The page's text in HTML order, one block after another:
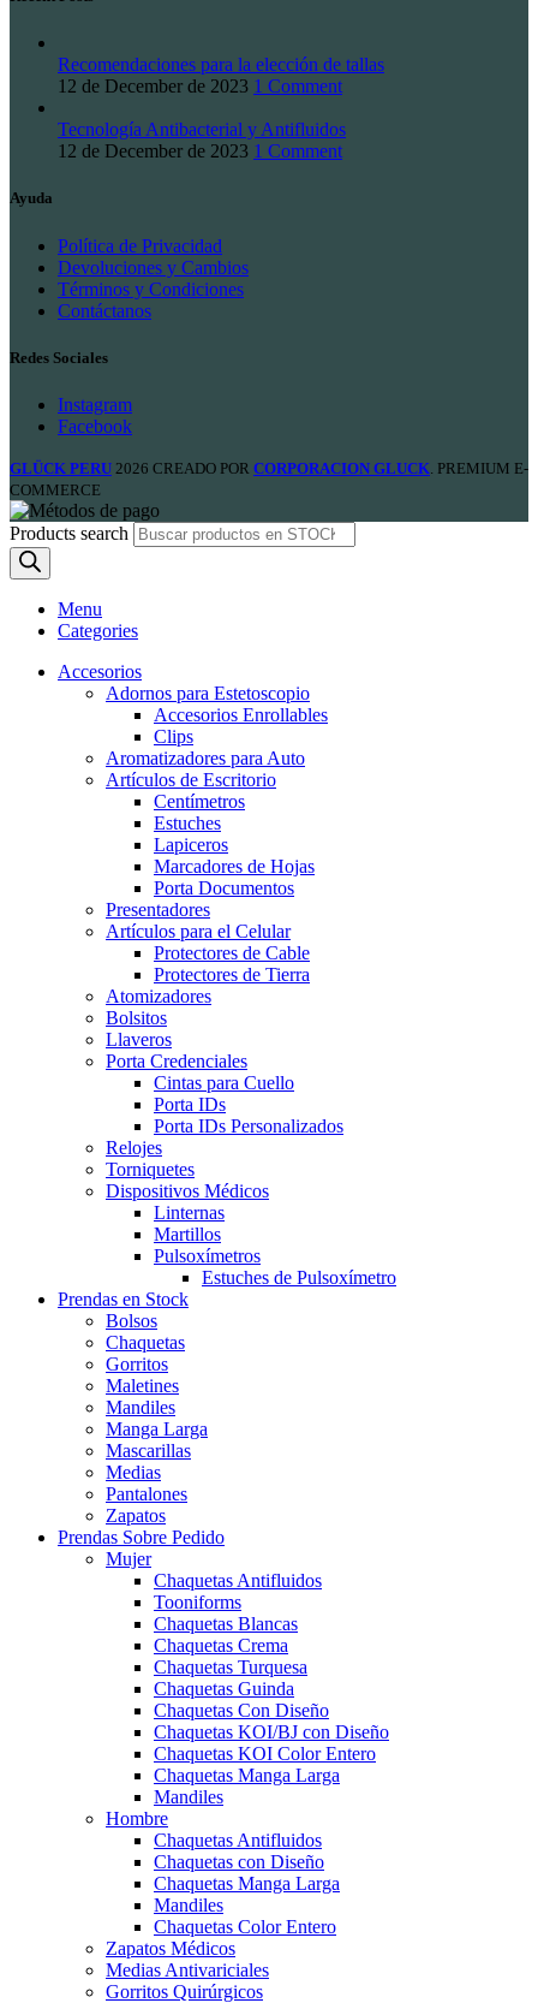
Recomendaciones para la elección de tallas
12 de December de 2023 1 Comment
Tecnología Antibacterial y Antifluidos
12 de December de 2023 1 Comment
Ayuda
Política de Privacidad
Devoluciones y Cambios
Términos y Condiciones
Contáctanos
Redes Sociales
Instagram
Facebook
GLÜCK PERU 2026 CREADO POR CORPORACION GLUCK . PREMIUM E-
COMMERCE
Products search
Menu
Categories
Accesorios
Adornos para Estetoscopio
Accesorios Enrollables
Clips
Aromatizadores para Auto
Artículos de Escritorio
Centímetros
Estuches
Lapiceros
Marcadores de Hojas
Porta Documentos
Presentadores
Artículos para el Celular
Protectores de Cable
Protectores de Tierra
Atomizadores
Bolsitos
Llaveros
Porta Credenciales
Cintas para Cuello
Porta IDs
Porta IDs Personalizados
Relojes
Torniquetes
Dispositivos Médicos
Linternas
Martillos
Pulsoxímetros
Estuches de Pulsoxímetro
Prendas en Stock
Bolsos
Chaquetas
Gorritos
Maletines
Mandiles
Manga Larga
Mascarillas
Medias
Pantalones
Zapatos
Prendas Sobre Pedido
Mujer
Chaquetas Antifluidos
Tooniforms
Chaquetas Blancas
Chaquetas Crema
Chaquetas Turquesa
Chaquetas Guinda
Chaquetas Con Diseño
Chaquetas KOI/BJ con Diseño
Chaquetas KOI Color Entero
Chaquetas Manga Larga
Mandiles
Hombre
Chaquetas Antifluidos
Chaquetas con Diseño
Chaquetas Manga Larga
Mandiles
Chaquetas Color Entero
Zapatos Médicos
Medias Antivariciales
Gorritos Quirúrgicos